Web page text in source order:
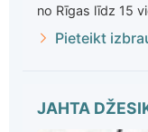
no Rīgas līdz 15
Pieteikt
JAHTA